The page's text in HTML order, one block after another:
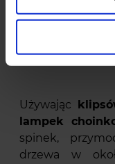
przyszedł czas
Zaczynając
.
spiralnym
Używając
lampek
spinek,
drzewa w